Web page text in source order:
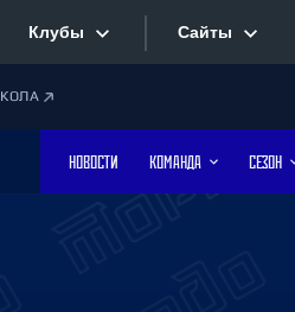
Клубы
Дивизион Боброва
Лада
Сайты
НОВОСТИ КОМАНДА СЕЗОН